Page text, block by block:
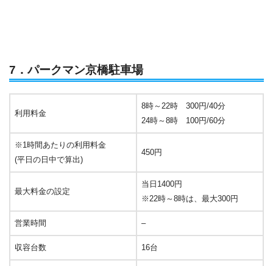
7．パークマン京橋駐車場
利用料金
8時～22時 300円/40分
24時～8時 100円/60分
※1時間あたりの利用料金
(平日の日中で算出)
450円
最大料金の設定
当日1400円
※22時～8時は、最大300円
営業時間 –
収容台数 16台